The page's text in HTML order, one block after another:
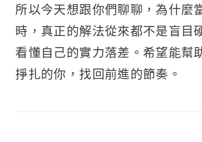
所以今天想跟你們聊聊，為什麼
時，真正的解法從來都不是盲目
看懂自己的實力落差。希望能幫
掙扎的你，找回前進的節奏。